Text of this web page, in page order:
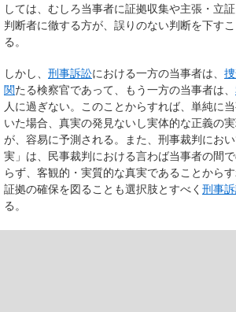
しては、むしろ当事者に証拠収集や主張・立
判断者に徹する方が、誤りのない判断を下す
る。
しかし、 刑事訴訟における一方の当事者は、
関たる検察官であって、もう一方の当事者は、
人に過ぎない。このことからすれば、単純に
いた場合、真実の発見ないし実体的な正義の
が、容易に予測される。また、刑事裁判にお
実」は、民事裁判における言わば当事者の間
らず、客観的・実質的な真実であることから
証拠の確保を図ることも選択肢とすべく 刑事
る。